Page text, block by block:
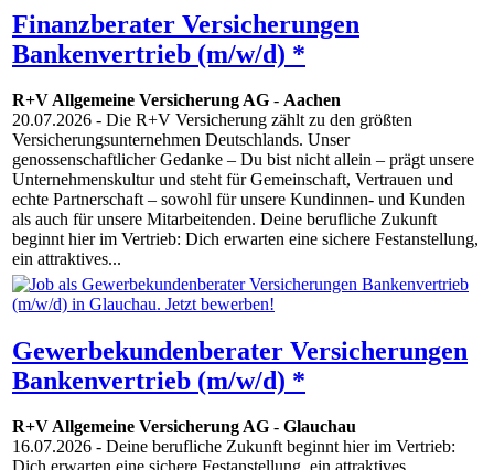
Finanzberater Versicherungen
Bankenvertrieb (m/w/d) *
R+V Allgemeine Versicherung AG - Aachen
20.07.2026 - Die R+V Versicherung zählt zu den größten
Versicherungsunternehmen Deutschlands. Unser
genossenschaftlicher Gedanke – Du bist nicht allein – prägt unsere
Unternehmenskultur und steht für Gemeinschaft, Vertrauen und
echte Partnerschaft – sowohl für unsere Kundinnen- und Kunden
als auch für unsere Mitarbeitenden. Deine berufliche Zukunft
beginnt hier im Vertrieb: Dich erwarten eine sichere Festanstellung,
ein attraktives...
Gewerbekundenberater Versicherungen
Bankenvertrieb (m/w/d) *
R+V Allgemeine Versicherung AG - Glauchau
16.07.2026 - Deine berufliche Zukunft beginnt hier im Vertrieb: